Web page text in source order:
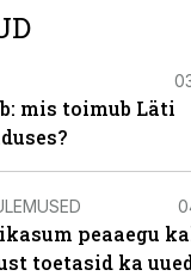
mis toimub Läti
peaaegu
toetasid ka